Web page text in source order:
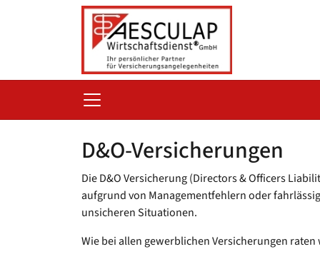
D&O-Versicherungen
Die D&O Versicherung (Directors & Officers
aufgrund von Managementfehlern oder
unsicheren Situationen.
Wie bei allen gewerblichen Versicherungen